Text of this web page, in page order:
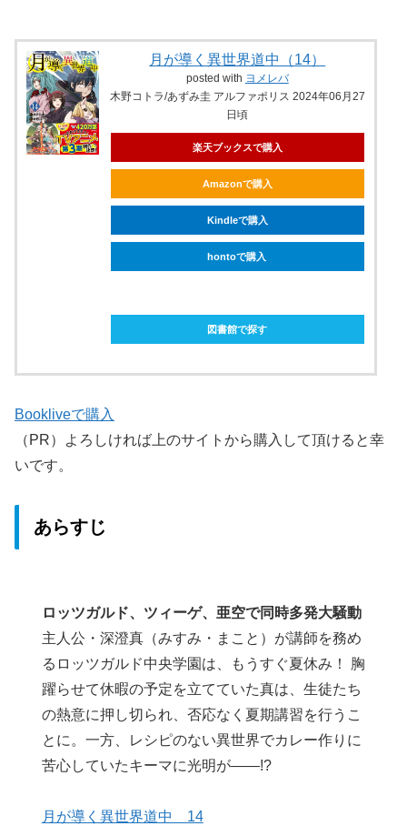
月が導く異世界道中（14）
posted with ヨメレバ
木野コトラ/あずみ圭 アルファポリス 2024年06月27
日頃
楽天ブックスで購入
Amazonで購入
Kindleで購入
hontoで購入
図書館で探す
Bookliveで購入
（PR）よろしければ上のサイトから購入して頂けると幸
いです。
あらすじ
ロッツガルド、ツィーゲ、亜空で同時多発大騒動
主人公・深澄真（みすみ・まこと）が講師を務め
るロッツガルド中央学園は、もうすぐ夏休み！ 胸
躍らせて休暇の予定を立てていた真は、生徒たち
の熱意に押し切られ、否応なく夏期講習を行うこ
とに。一方、レシピのない異世界でカレー作りに
苦心していたキーマに光明が――!?
月が導く異世界道中 14